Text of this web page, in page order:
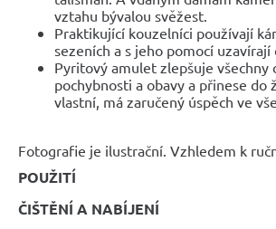
vztahu bývalou svěžest.
Praktikující kouzelníci používají
sezeních a s jeho pomocí
Pyritový amulet zlepšuje všechny
pochybnosti a obavy a přinese
vlastní, má zaručený úspěch ve
Fotografie je ilustrační. Vzhledem k
POUŽITÍ
ČIŠTĚNÍ A NABÍJENÍ